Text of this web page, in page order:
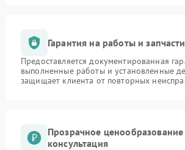
Гарантия на работы и запчасти
Предоставляется документированная
выполненные работы и установленные
защищает клиента от повторных
Прозрачное ценообразование
консультация